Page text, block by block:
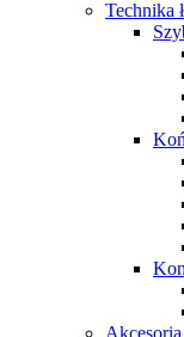
Technika